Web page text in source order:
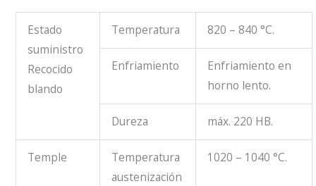
Estado
suministro
Recocido
blando
Temperatura 820 – 840 °C.
Enfriamiento
Enfriamiento en
horno lento.
Dureza máx. 220 HB.
Temple
Temperatura
austenización
1020 – 1040 °C.